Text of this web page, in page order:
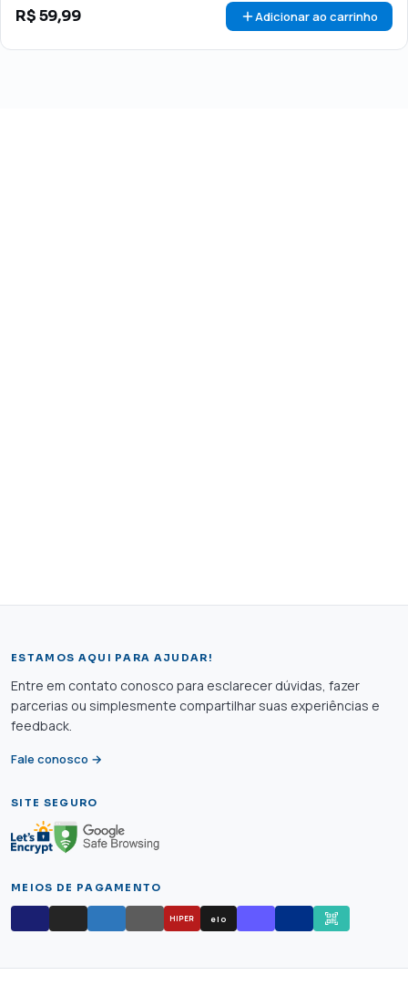
R$59,99 Adicionar ao carrinho
ESTAMOS AQUI PARA AJUDAR!
Entre em contato conosco para esclarecer dúvidas, fazer
parcerias ou simplesmente compartilhar suas experiências e
feedback.
Fale conosco →
SITE SEGURO
MEIOS DE PAGAMENTO
HIPER elo